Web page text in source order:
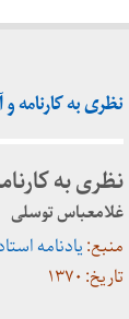
نظری به کارنامه
نظری به
غلامعباس توسلی
منبع:یادنامه
تاریخ: ۱۳۷۰